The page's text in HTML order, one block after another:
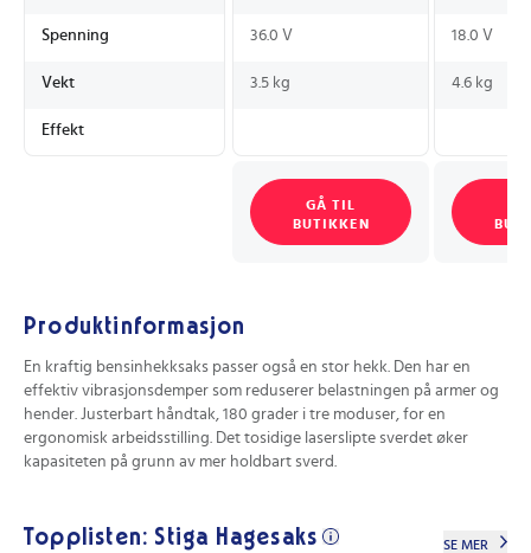
Spenning 36.0 V 18.0 V
Vekt 3.5 kg 4.6 kg
Effekt
GÅ TIL
BUTIKKEN
Produktinformasjon
En kraftig bensinhekksaks passer også en stor hekk. Den har en
effektiv vibrasjonsdemper som reduserer belastningen på armer og
hender. Justerbart håndtak, 180 grader i tre moduser, for en
ergonomisk arbeidsstilling. Det tosidige laserslipte sverdet øker
kapasiteten på grunn av mer holdbart sverd.
Topplisten: Stiga Hagesaks SE MER